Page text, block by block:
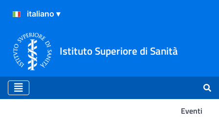
Istituto Superiore di Sanità
Eventi